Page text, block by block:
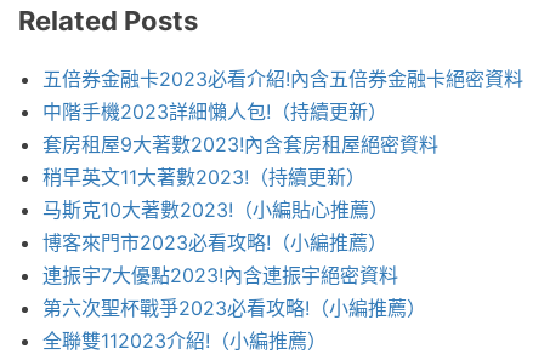
Related Posts
五倍券金融卡2023必看介紹!內含五倍券金融卡絕密資料
中階手機2023詳細懶人包!（持續更新）
套房租屋9大著數2023!內含套房租屋絕密資料
稍早英文11大著數2023!（持續更新）
马斯克10大著數2023!（小編貼心推薦）
博客來門市2023必看攻略!（小編推薦）
連振宇7大優點2023!內含連振宇絕密資料
第六次聖杯戰爭2023必看攻略!（小編推薦）
全聯雙112023介紹!（小編推薦）